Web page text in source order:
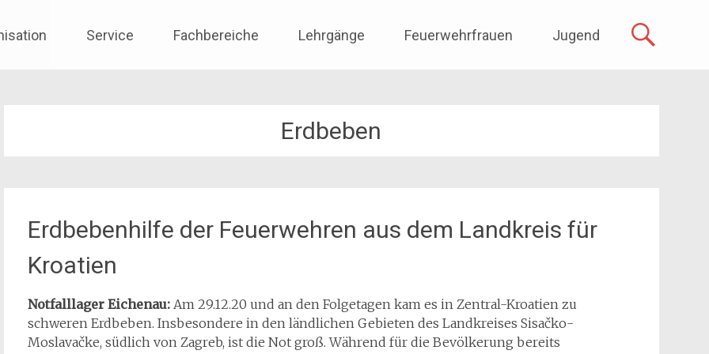
Service Fachbereiche Lehrgänge Feuerwehrfrauen Jugend
Erdbeben
Erdbebenhilfe der Feuerwehren aus dem Landkreis für
Kroatien
Notfalllager Eichenau:Am 29.12.20 und an den Folgetagen kam es in Zentral-Kroatien zu
schweren Erdbeben. Insbesondere in den ländlichen Gebieten des Landkreises Sisačko-
Moslavačke, südlich von Zagreb, ist die Not groß. Während für die Bevölkerung bereits